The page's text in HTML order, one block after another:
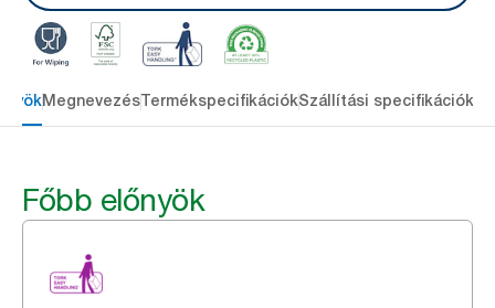
MegnevezésTermékspecifikációkSzállítási specifikációk
Főbb előnyök